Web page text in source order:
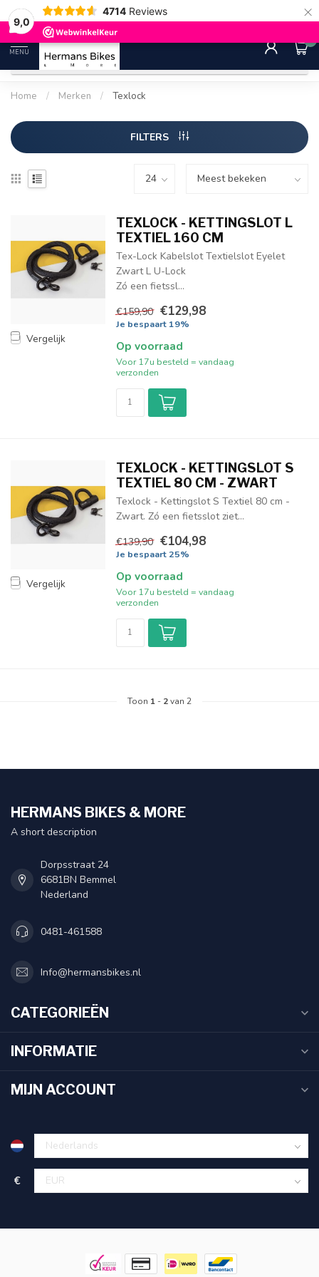
9,0
4714 Reviews ×
30 dagen bedenktijd Gratis
MENU
0
Home / Merken / Texlock
FILTERS
Vergelijk
TEXLOCK - KETTINGSLOT L
TEXTIEL 160 CM
Tex-Lock Kabelslot Textielslot Eyelet
Zwart L U-Lock
Zó een fietssl...
€159,90 €129,98
Je bespaart 19%
Op voorraad
Voor 17u besteld = vandaag
verzonden
Vergelijk
TEXLOCK - KETTINGSLOT S
TEXTIEL 80 CM - ZWART
Texlock - Kettingslot S Textiel 80 cm -
Zwart. Zó een fietsslot ziet...
€139,90 €104,98
Je bespaart 25%
Op voorraad
Voor 17u besteld = vandaag
verzonden
Toon 1 - 2van 2
HERMANS BIKES & MORE
A short description
Dorpsstraat 24
6681BN Bemmel
Nederland
0481-461588
Info@hermansbikes.nl
CATEGORIEËN
INFORMATIE
MIJN ACCOUNT
€